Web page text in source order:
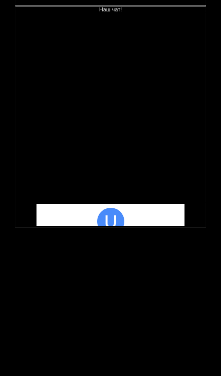
Наш чат!